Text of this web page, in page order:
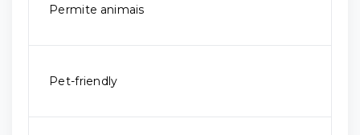
Permite animais
Pet-friendly